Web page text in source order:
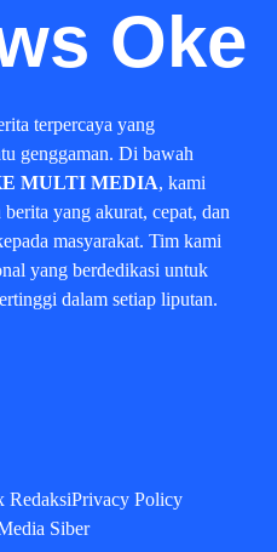
Oke
terpercaya yang
genggaman. Di bawah
MULTI MEDIA, kami
yang akurat, cepat, dan
masyarakat. Tim kami
yang berdedikasi untuk
dalam setiap liputan.
RedaksiPrivacy Policy
Siber